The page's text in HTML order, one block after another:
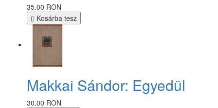
35.00 RON
Kosárba tesz
Makkai Sándor: Egyedül
30.00 RON